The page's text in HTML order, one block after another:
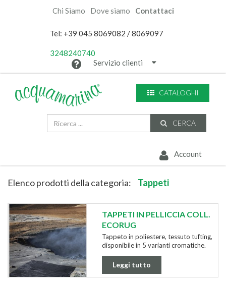
Chi Siamo Dove siamo Contattaci
Tel: +39 045 8069082 / 8069097
3248240740
Servizio clienti
CATALOGHI
CERCA
Account
Elenco prodotti della categoria: Tappeti
TAPPETI IN PELLICCIA COLL.
ECORUG
Tappeto in poliestere, tessuto tufting,
disponibile in 5 varianti cromatiche.
Leggi tutto